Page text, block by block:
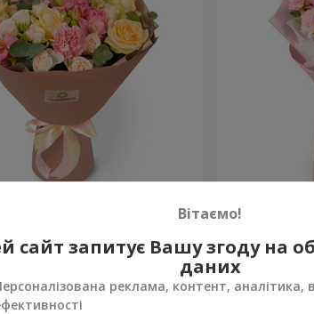
Замовити 1 443 грн
Вітаємо!
сайт запитує Вашу згоду на
даних
реклама, контент, аналітика,